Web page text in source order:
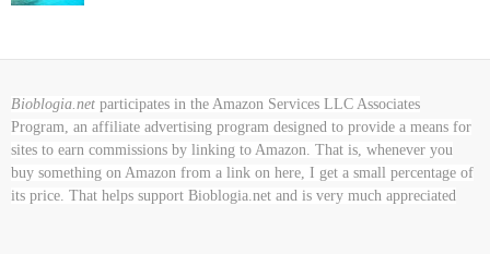
Bioblogia.net participates in the Amazon Services LLC Associates
Program, an affiliate advertising program designed to provide a means for
sites to earn commissions by linking to Amazon. That is, whenever you
buy something on Amazon from a link on here, I get a small percentage of
its price. That helps support Bioblogia.net and is very much appreciated